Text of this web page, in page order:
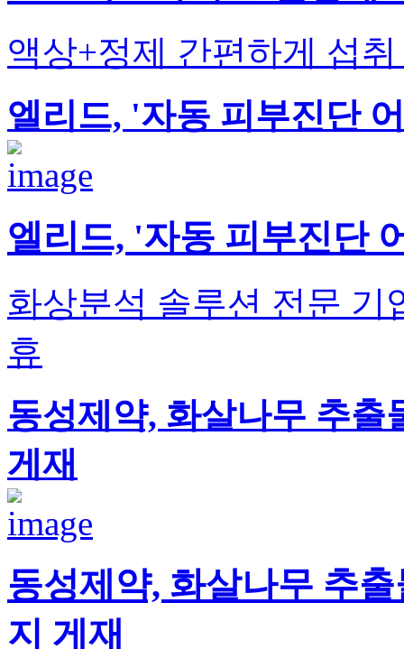
액상+정제 간편하게 섭
엘리드, '자동 피부진단
엘리드, '자동 피부진단
화상분석 솔루션 전문
휴
동성제약, 화살나무 추출
게재
동성제약, 화살나무 추
지 게재